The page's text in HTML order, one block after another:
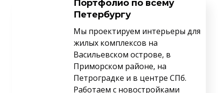
Портфолио по всему
Петербургу
Мы проектируем интерьеры для
жилых комплексов на
Васильевском острове, в
Приморском районе, на
Петроградке и в центре СПб.
Работаем с новостройками